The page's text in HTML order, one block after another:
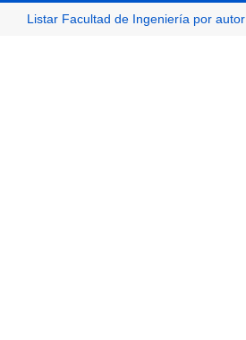
Listar Facultad de Ingeniería por autor